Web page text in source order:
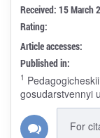
Received: 15 March
Rating:
Article accesses:
Published in:
1
gosudarstvennyi
For